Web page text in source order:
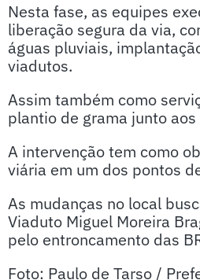
Nesta fase, as equipes
liberação segura da via,
águas pluviais,
viadutos.
Assim também como
plantio de grama junto
A intervenção tem como
viária em um dos pontos
As mudanças no local
Viaduto Miguel Moreira
pelo entroncamento das
Foto: Paulo de Tarso /